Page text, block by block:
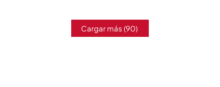
Cargar más (90)